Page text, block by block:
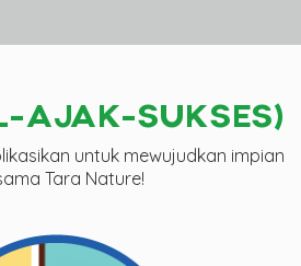
AJAK-SUKSES)
untuk mewujudkan impian
Tara Nature!